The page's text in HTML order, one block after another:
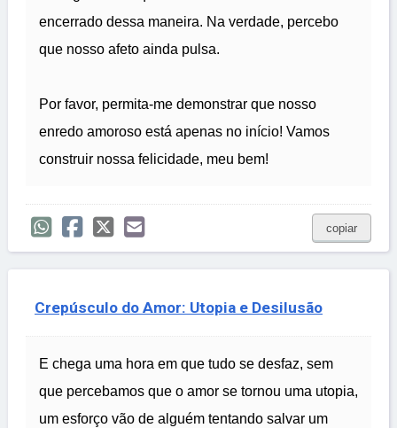
encerrado dessa maneira. Na verdade, percebo
que nosso afeto ainda pulsa.
Por favor, permita-me demonstrar que nosso
enredo amoroso está apenas no início! Vamos
construir nossa felicidade, meu bem!
copiar
Crepúsculo do Amor: Utopia e Desilusão
E chega uma hora em que tudo se desfaz, sem
que percebamos que o amor se tornou uma utopia,
um esforço vão de alguém tentando salvar um